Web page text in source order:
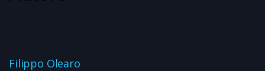
Filippo Olearo